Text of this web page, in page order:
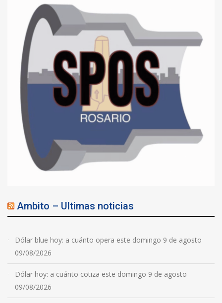
Ambito – Ultimas noticias
Dólar blue hoy: a cuánto opera este domingo 9 de agosto
09/08/2026
Dólar hoy: a cuánto cotiza este domingo 9 de agosto
09/08/2026